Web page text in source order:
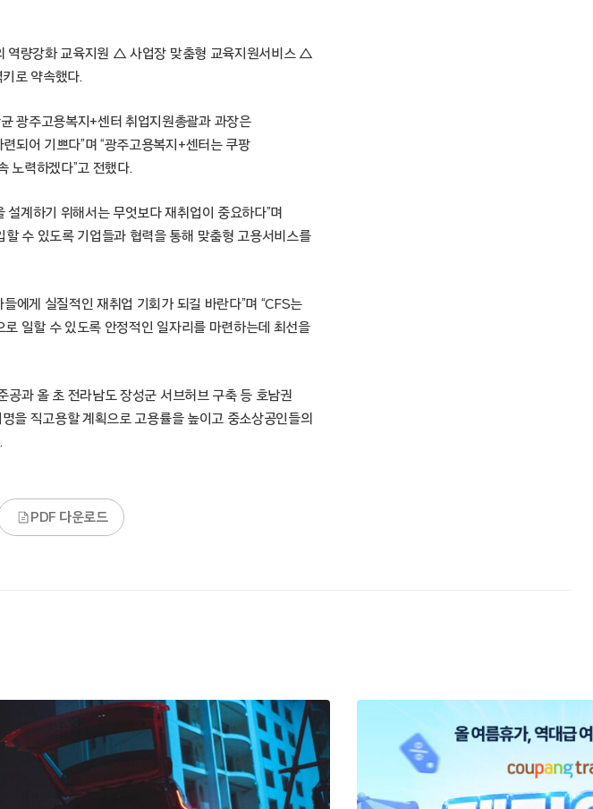
역량강화 교육지원 △ 사업장 맞춤형 교육지원서비스 △
로 약속했다.
광주고용복지+센터 취업지원총괄과 과장은
되어 기쁘다”며 “광주고용복지+센터는 쿠팡
노력하겠다”고 전했다.
계하기 위해서는 무엇보다 재취업이 중요하다”며
수 있도록 기업들과 협력을 통해 맞춤형 고용서비스를
에게 실질적인 재취업 기회가 되길 바란다”며 “CFS는
일할 수 있도록 안정적인 일자리를 마련하는데 최선을
과 올 초 전라남도 장성군 서브허브 구축 등 호남권
을 직고용할 계획으로 고용률을 높이고 중소상공인들의
PDF 다운로드